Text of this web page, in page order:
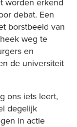
worden erkend
debat. Een
borstbeeld van
weg te
en
de universiteit
ons iets leert,
degelijk
in actie